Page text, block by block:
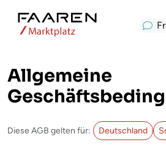
Allgemeine
Diese AGB gelten für: Deutschland